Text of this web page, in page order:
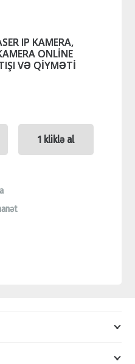
IP KAMERA,
ONLİNE
VƏ QİYMƏTİ
1 kliklə al